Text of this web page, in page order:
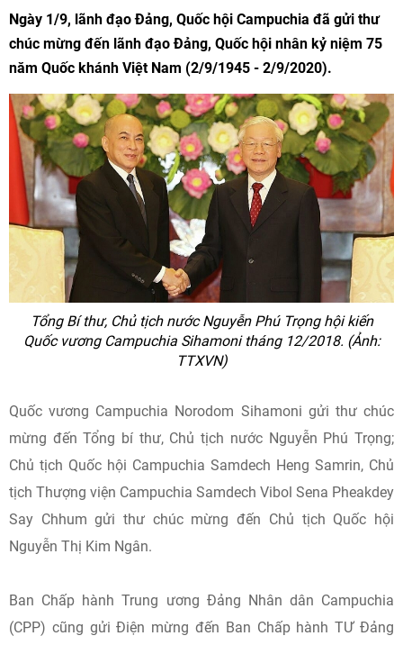
Ngày 1/9, lãnh đạo Đảng, Quốc hội Campuchia đã gửi thư
chúc mừng đến lãnh đạo Đảng, Quốc hội nhân kỷ niệm 75
năm Quốc khánh Việt Nam (2/9/1945 - 2/9/2020).
Tổng Bí thư, Chủ tịch nước Nguyễn Phú Trọng hội kiến
Quốc vương Campuchia Sihamoni tháng 12/2018. (Ảnh:
TTXVN)
Quốc vương Campuchia Norodom Sihamoni gửi thư chúc
mừng đến Tổng bí thư, Chủ tịch nước Nguyễn Phú Trọng;
Chủ tịch Quốc hội Campuchia Samdech Heng Samrin, Chủ
tịch Thượng viện Campuchia Samdech Vibol Sena Pheakdey
Say Chhum gửi thư chúc mừng đến Chủ tịch Quốc hội
Nguyễn Thị Kim Ngân.
Ban Chấp hành Trung ương Đảng Nhân dân Campuchia
(CPP) cũng gửi Điện mừng đến Ban Chấp hành TƯ Đảng